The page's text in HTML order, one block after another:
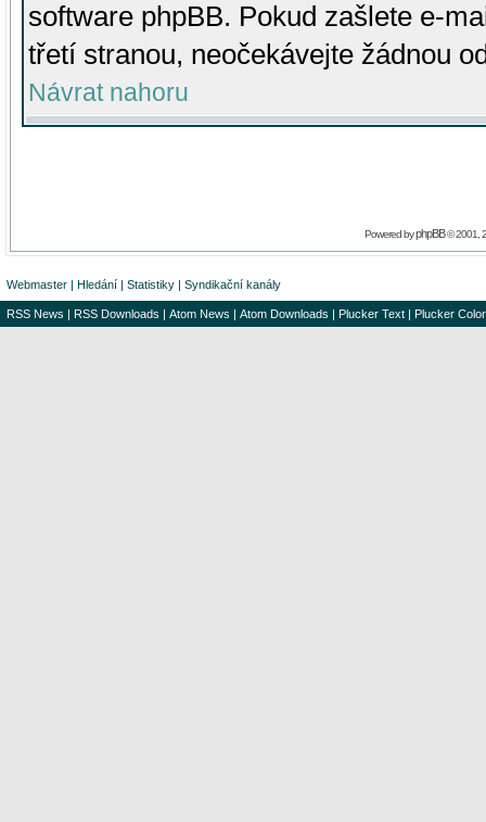
software phpBB. Pokud zašlete e-
třetí stranou, neočekávejte žádnou
Návrat nahoru
Powered byphpBB© 2001,
Webmaster | Hledání | Statistiky | Syndikační kanály
RSS News | RSS Downloads | Atom News | Atom Downloads | Plucker Text | Plucker Color